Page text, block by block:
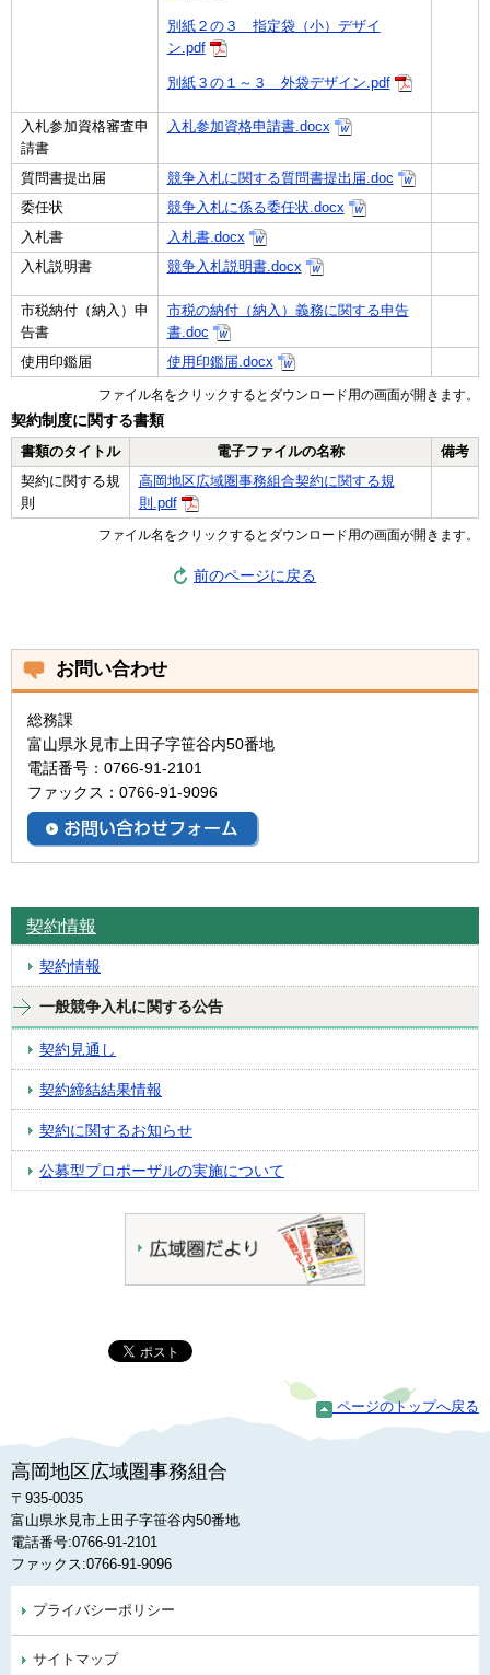
別紙２の３ 指定袋（小）デザイ
ン.pdf
別紙３の１～３ 外袋デザイン.pdf
入札参加資格審査申
請書
入札参加資格申請書.docx
質問書提出届
競争入札に関する質問書提出届.doc
委任状
競争入札に係る委任状.docx
入札書
入札書.docx
入札説明書
競争入札説明書.docx
市税納付（納入）申
告書
市税の納付（納入）義務に関する申告
書.doc
使用印鑑届
使用印鑑届.docx
ファイル名をクリックするとダウンロード用の画面が開きます。
契約制度に関する書類
書類のタイトル 電子ファイルの名称
備考
契約に関する規
則
高岡地区広域圏事務組合契約に関する規
則.pdf
ファイル名をクリックするとダウンロード用の画面が開きます。
前のページに戻る
お問い合わせ
総務課
富山県氷見市上田子字笹谷内50番地
電話番号：0766-91-2101
ファックス：0766-91-9096
契約情報
契約情報
一般競争入札に関する公告
契約見通し
契約締結結果情報
契約に関するお知らせ
公募型プロポーザルの実施について
ページのトップへ戻る
高岡地区広域圏事務組合
〒935-0035
富山県氷見市上田子字笹谷内50番地
電話番号:0766-91-2101
ファックス:0766-91-9096
プライバシーポリシー
サイトマップ